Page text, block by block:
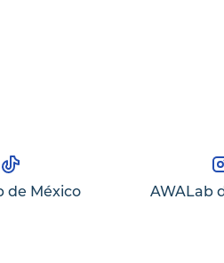
de México AWALab